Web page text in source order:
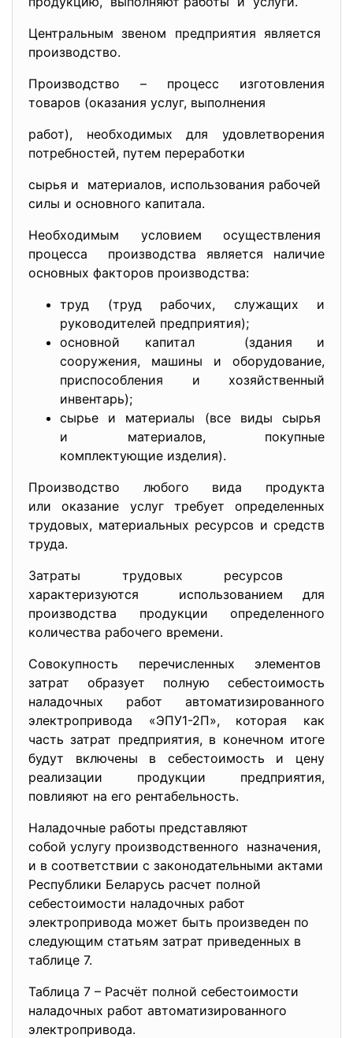
Центральным звеном предприятия является
производство.
Производство – процесс изготовления
товаров (оказания услуг, выполнения
работ), необходимых для удовлетворения
потребностей, путем переработки
сырья и материалов, использования рабочей
силы и основного капитала.
Необходимым условием осуществления
процесса производства является наличие
основных факторов производства:
труд (труд рабочих, служащих и
руководителей предприятия);
основной капитал (здания и
сооружения, машины и оборудование,
приспособления и хозяйственный
инвентарь);
сырье и материалы (все виды сырья
и материалов, покупные
комплектующие изделия).
Производство любого вида продукта
или оказание услуг требует определенных
трудовых, материальных ресурсов и средств
труда.
3атраты трудовых ресурсов
характеризуются использованием для
производства продукции определенного
количества рабочего времени.
Совокупность перечисленных элементов
затрат образует полную себестоимость
наладочных работ автоматизированного
электропривода «ЭПУ1-2П», которая как
часть затрат предприятия, в конечном итоге
будут включены в себестоимость и цену
реализации продукции предприятия,
повлияют на его рентабельность.
Наладочные работы представляют
собой услугу производственного назначения,
и в соответствии с законодательными актами
Республики Беларусь расчет полной
себестоимости наладочных работ
электропривода может быть произведен по
следующим статьям затрат приведенных в
таблице 7.
Таблица 7 – Расчёт полной себестоимости
наладочных работ автоматизированного
электропривода.